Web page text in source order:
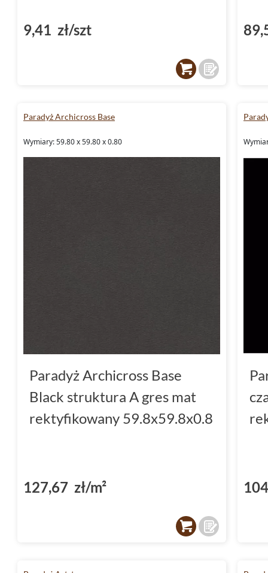
9,41 zł/szt
Paradyż Archicross Base
Wymiary: 59.80 x 59.80 x 0.80
Paradyż Archicross Base
Black struktura A gres mat
rektyfikowany 59.8x59.8x0.8
127,67 zł/m²